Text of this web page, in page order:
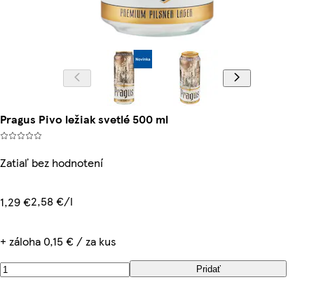
Pragus Pivo ležiak svetlé 500 ml
Zatiaľ bez hodnotení
1,29 €2,58 €/l
+ záloha 0,15 € / za kus
Pridať